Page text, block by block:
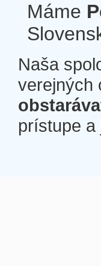
Máme
Naša
verejných
prístupe